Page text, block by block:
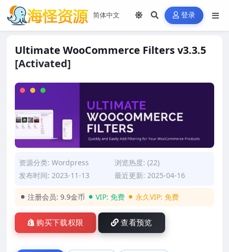
登录
Ultimate WooCommerce Filters v3.3.5
[Activated]
资源分类: Wordpress
浏览热度: (22)
发布时间: 2023-11-13
最近更新: 2025-04-16
注册会员: 9.9金币 VIP: 免费 永久VIP: 免费
购买下载权限 查看预览